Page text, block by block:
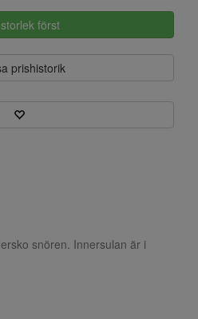
först
prishistorik
snören. Innersulan är i